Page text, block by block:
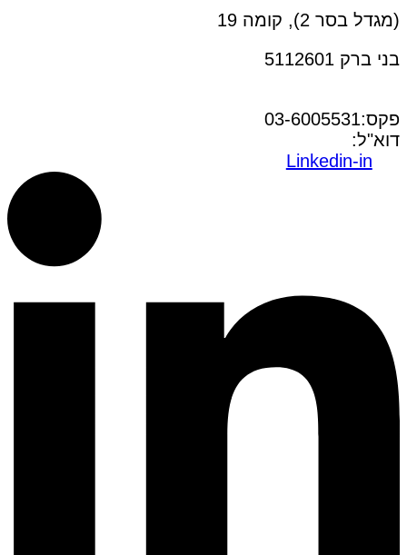
(מגדל בסר 2), קומה 19
בני ברק 5112601
פקס:03-6005531
דוא"ל:
Linkedin-in